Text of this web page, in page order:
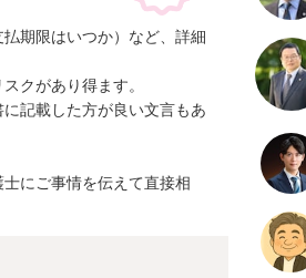
期限はいつか）など、詳細
クがあり得ます。
記載した方が良い文言もあ
にご事情を伝えて直接相